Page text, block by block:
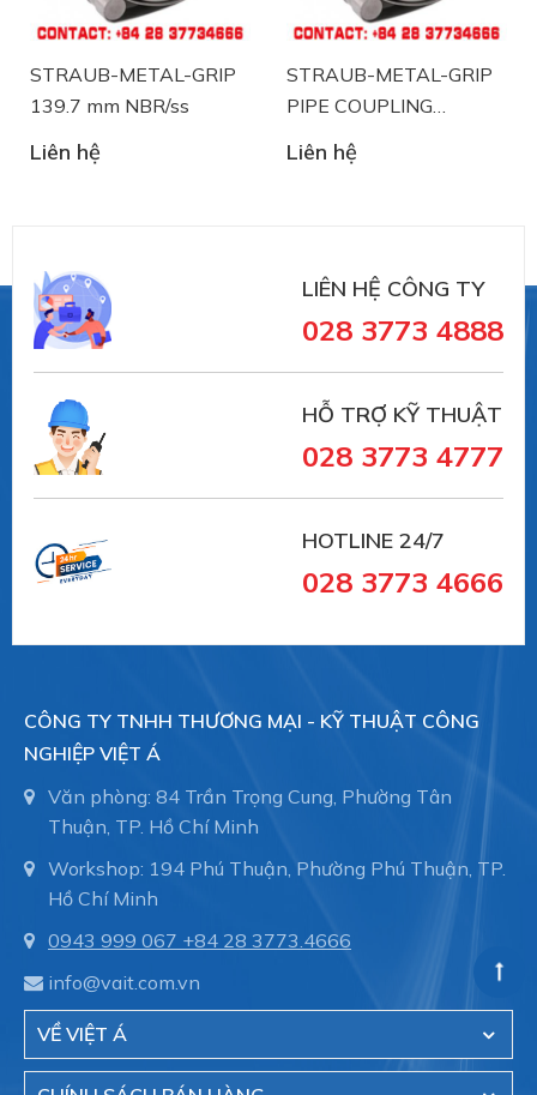
Straub
là nhà sản xuất thiết bị khớp nối ống và
- Hệ thông phòng cháy chữa cháy trong tòa nhà,
- Đóng tàu, ống dẫn trong thân tàu, bảo trì đường
ống.
Việt Á hiện là đại diện cũa hãng Straub - Thụy sĩ
tại Việt Nam.
CÔNG TY TNHH THƯƠNG MẠI - KỸ THUẬT
CÔNG NGHIỆP VIỆT Á
Hotline:028.3773.4666
STRAUB-METAL-GRIP
139.7 mm NBR/ss
Liên hệ
STRAUB-METAL-GRIP
PIPE COUPLING
STRAUB 88.9 mm
NBR/ss
Liên hệ
LIÊN HỆ CÔNG TY
028 3773 4888
HỖ TRỢ KỸ THUẬT
028 3773 4777
HOTLINE 24/7
028 3773 4666
CÔNG TY TNHH THƯƠNG MẠI - KỸ THUẬT CÔNG
NGHIỆP VIỆT Á
Văn phòng: 84 Trần Trọng Cung, Phường Tân
Thuận, TP. Hồ Chí Minh
Workshop: 194 Phú Thuận, Phường Phú Thuận, TP.
Hồ Chí Minh
0943 999 067 +84 28 3773.4666
info@vait.com.vn
VỀ VIỆT Á